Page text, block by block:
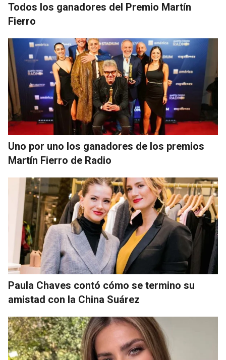
Todos los ganadores del Premio Martín
Fierro
Uno por uno los ganadores de los premios
Martín Fierro de Radio
Paula Chaves contó cómo se termino su
amistad con la China Suárez